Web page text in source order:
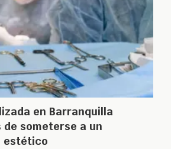
en Barranquilla
de someterse a un
estético